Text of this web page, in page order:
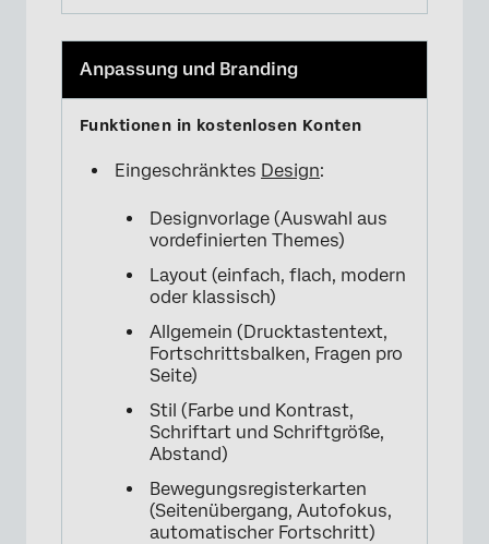
Anpassung und Branding
Eingeschränktes Design:
Designvorlage (Auswahl aus
vordefinierten Themes)
Layout (einfach, flach, modern
oder klassisch)
Allgemein (Drucktastentext,
Fortschrittsbalken, Fragen pro
Seite)
Stil (Farbe und Kontrast,
Schriftart und Schriftgröße,
Abstand)
Bewegungsregisterkarten
(Seitenübergang, Autofokus,
automatischer Fortschritt)